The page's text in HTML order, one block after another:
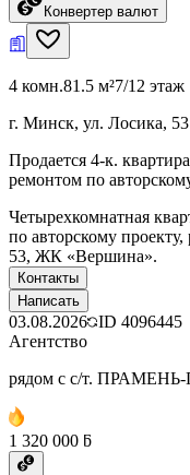
Конвертер валют
4 комн.81.5 м²7/12 этаж
г. Минск, ул. Лосика, 53
Продается 4-к.
ремонтом по
Четырехкомнатная
по авторскому
53, ЖК «Вершина».
Контакты
Написать
03.08.2026 ID 4096445
Агентство
рядом с с/т.
1 320 000 ƃ